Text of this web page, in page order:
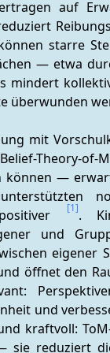
auf
starre
— etwa
mindert
überwunden
mit
Theory-
können —
[1].
und
öffnet den
und
kraftvoll:
sie reduziert